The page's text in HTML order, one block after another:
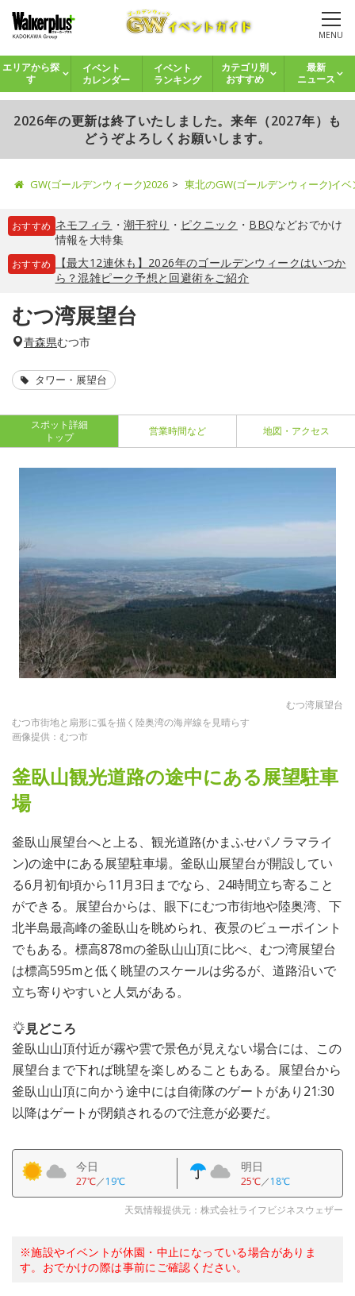
MENU
エリアから探
す
イベント
カレンダー
イベント
ランキング
カテゴリ別
おすすめ
最新
ニュース
2026年の更新は終了いたしました。来年（2027年）も
どうぞよろしくお願いします。
GW(ゴールデンウィーク)2026 東北のGW(ゴールデンウィーク)イ
おすすめ ネモフィラ ・ 潮干狩り ・ ピクニック ・ BBQなどおでかけ
情報を大特集
おすすめ
【最大12連休も】2026年のゴールデンウィークはいつか
ら？混雑ピーク予想と回避術をご紹介
むつ湾展望台
青森県むつ市
タワー・展望台
スポット詳細
トップ
営業時間など 地図・アクセス
むつ湾展望台
むつ市街地と扇形に弧を描く陸奥湾の海岸線を見晴らす
画像提供：むつ市
釜臥山観光道路の途中にある展望駐車
場
釜臥山展望台へと上る、観光道路(かまふせパノラマライ
ン)の途中にある展望駐車場。釜臥山展望台が開設してい
る6月初旬頃から11月3日までなら、24時間立ち寄ること
ができる。展望台からは、眼下にむつ市街地や陸奥湾、下
北半島最高峰の釜臥山を眺められ、夜景のビューポイント
でもある。標高878mの釜臥山山頂に比べ、むつ湾展望台
は標高595mと低く眺望のスケールは劣るが、道路沿いで
立ち寄りやすいと人気がある。
見どころ
釜臥山山頂付近が霧や雲で景色が見えない場合には、この
展望台まで下れば眺望を楽しめることもある。展望台から
釜臥山山頂に向かう途中には自衛隊のゲートがあり21:30
以降はゲートが閉鎖されるので注意が必要だ。
今日
27℃／19℃
明日
25℃／18℃
天気情報提供元：株式会社ライフビジネスウェザー
※施設やイベントが休園・中止になっている場合がありま
す。おでかけの際は事前にご確認ください。